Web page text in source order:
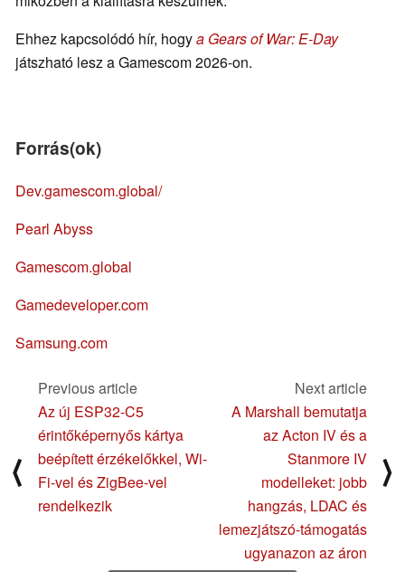
Ehhez kapcsolódó hír, hogya Gears of War: E-Day
játszható lesz a Gamescom 2026-on.
Forrás(ok)
Dev.gamescom.global/
Pearl Abyss
Gamescom.global
Gamedeveloper.com
Samsung.com
⟨
Previous article
Az új ESP32-C5
érintőképernyős kártya
beépített érzékelőkkel, Wi-
Fi-vel és ZigBee-vel
rendelkezik
Next article
A Marshall bemutatja
az Acton IV és a
Stanmore IV
modelleket: jobb
hangzás, LDAC és
lemezjátszó-támogatás
ugyanazon az áron
⟩